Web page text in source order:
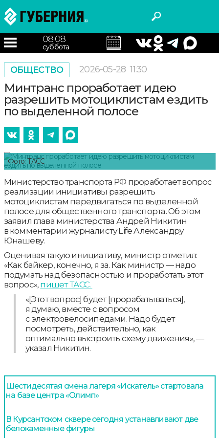
08.08
суббота
ОБЩЕСТВО 2026-05-28 11:30
Минтранс проработает идею
разрешить мотоциклистам ездить
по выделенной полосе
Фото: ТАСС
Министерство транспорта РФ проработает вопрос
реализации инициативы разрешить
мотоциклистам передвигаться по выделенной
полосе для общественного транспорта. Об этом
заявил глава министерства Андрей Никитин
в комментарии журналисту Life Александру
Юнашеву.
Оценивая такую инициативу, министр отметил:
«Как байкер, конечно, я за. Как министр — надо
подумать над безопасностью и проработать этот
вопрос», пишет ТАСС.
«[Этот вопрос] будет [прорабатываться],
я думаю, вместе с вопросом
с электровелосипедами. Надо будет
посмотреть, действительно, как
оптимально выстроить схему движения», —
указал Никитин.
Шестидесятая смена лагеря «Искатель» стартовала
на базе центра «Олимп»
В Курсантском сквере сегодня устанавливают две
белокаменные фигуры